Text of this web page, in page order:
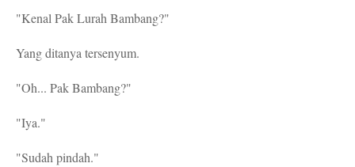
"Kenal Pak Lurah Bambang?"
Yang ditanya tersenyum.
"Oh... Pak Bambang?"
"Iya."
"Sudah pindah."